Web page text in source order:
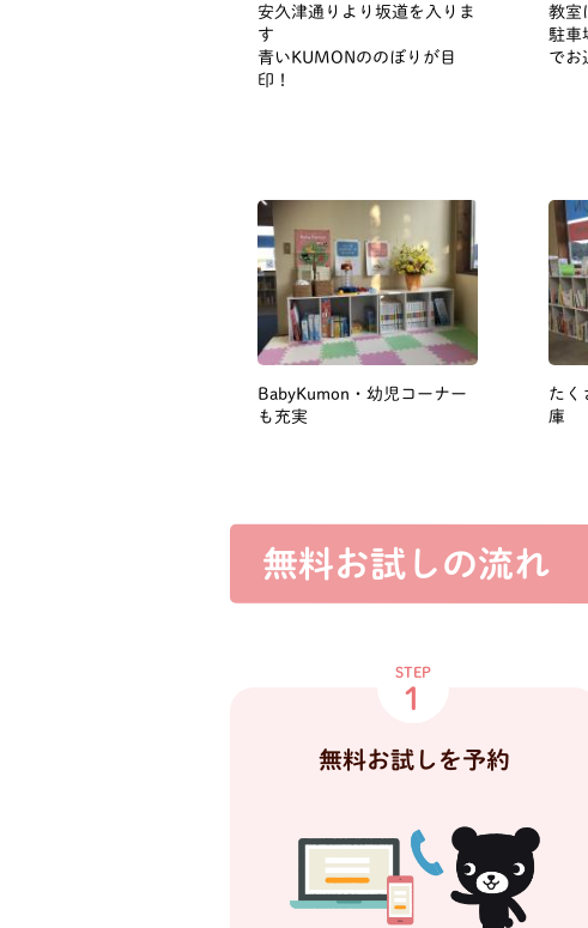
安久津通りより坂道を入りま
す
青いKUMONののぼりが目
印！
教室
駐車
でお
BabyKumon・幼児コーナー
も充実
たく
庫
無料お試しの流れ
STEP
1
無料お試しを予約